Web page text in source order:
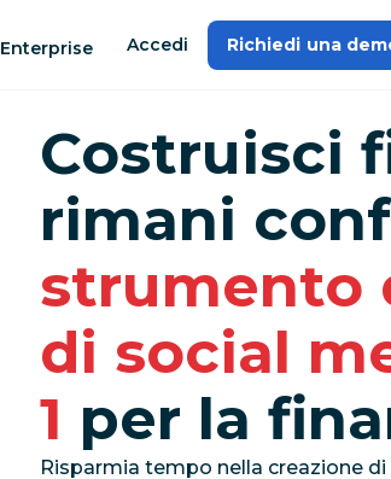
Enterprise Accedi Richiedi una
Costruisci
rimani
strumento
di social
1 per la
Risparmia tempo nella creazione